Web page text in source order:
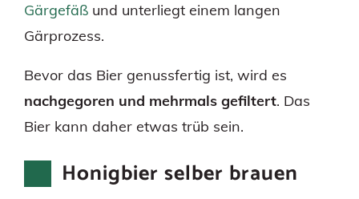
Gärgefäß und unterliegt einem langen
Gärprozess.
Bevor das Bier genussfertig ist, wird es
nachgegoren und mehrmals gefiltert. Das
Bier kann daher etwas trüb sein.
Honigbier selber brauen